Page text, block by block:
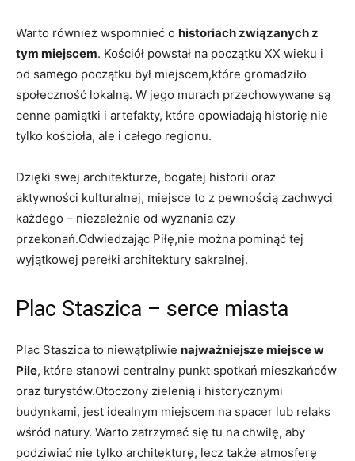
Warto ⁣również⁣ wspomnieć o historiach związanych z
tym ‌miejscem. Kościół powstał na początku⁣ XX wieku i
od samego początku był‌ miejscem,które gromadziło
społeczność ⁢lokalną. W jego murach przechowywane są
cenne pamiątki i artefakty, które opowiadają ‌historię nie
tylko kościoła, ale i całego​ regionu.
Dzięki swej architekturze, bogatej ‍historii oraz
aktywności kulturalnej, miejsce‌ to z pewnością zachwyci​
każdego – niezależnie‍ od⁣ wyznania czy⁣
przekonań.Odwiedzając Piłę,nie można ⁤pominąć tej
wyjątkowej ​perełki architektury‍ sakralnej.
Plac Staszica – serce miasta
Plac Staszica to niewątpliwie najważniejsze miejsce​ w
Pile, które stanowi centralny punkt spotkań mieszkańców
oraz turystów.Otoczony zielenią‌ i historycznymi⁣
budynkami, jest idealnym miejscem⁣ na spacer⁣ lub ⁣relaks
wśród natury. ‍Warto zatrzymać się tu na chwilę, aby
podziwiać ‌nie tylko⁢ architekturę, lecz także atmosferę